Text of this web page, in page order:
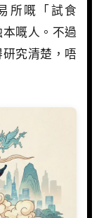
所嘅「試食
嘅人。不過
究清楚，唔